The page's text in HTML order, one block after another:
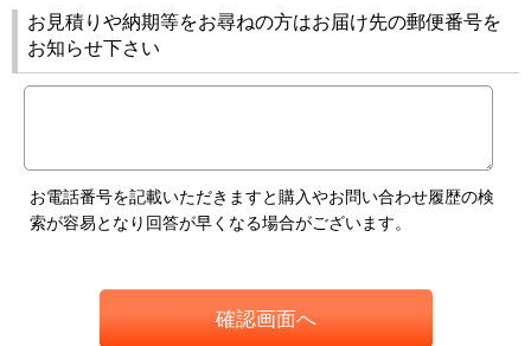
お見積りや納期等をお尋ねの方はお届け先の郵便番号を
お知らせ下さい
お電話番号を記載いただきますと購入やお問い合わせ履歴の検
索が容易となり回答が早くなる場合がございます。
確認画面へ